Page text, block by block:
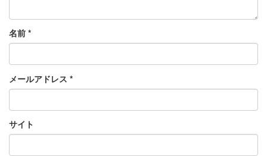
名前 *
メールアドレス *
サイト